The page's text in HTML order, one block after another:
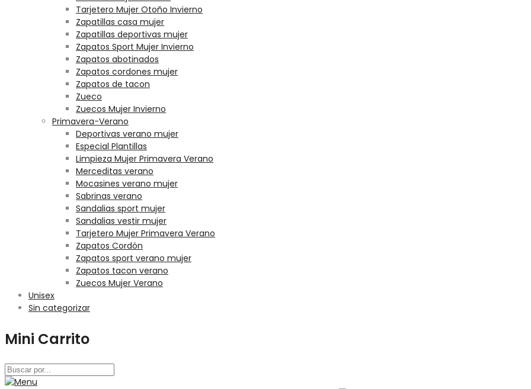
Tarjetero Mujer Otoño Invierno
Zapatillas casa mujer
Zapatillas deportivas mujer
Zapatos Sport Mujer Invierno
Zapatos abotinados
Zapatos cordones mujer
Zapatos de tacon
Zueco
Zuecos Mujer Invierno
Primavera-Verano
Deportivas verano mujer
Especial Plantillas
Limpieza Mujer Primavera Verano
Merceditas verano
Mocasines verano mujer
Sabrinas verano
Sandalias sport mujer
Sandalias vestir mujer
Tarjetero Mujer Primavera Verano
Zapatos Cordón
Zapatos sport verano mujer
Zapatos tacon verano
Zuecos Mujer Verano
Unisex
Sin categorizar
Mini Carrito